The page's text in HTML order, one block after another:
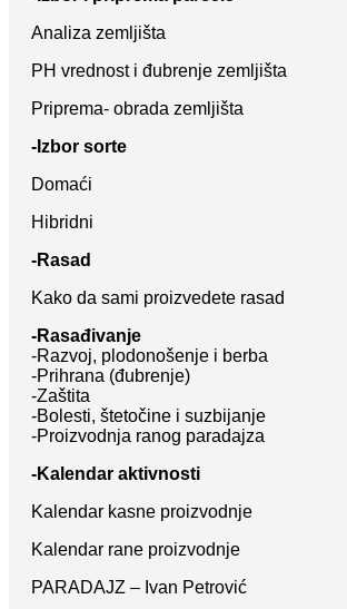
Analiza zemljišta
PH vrednost i đubrenje zemljišta
Priprema- obrada zemljišta
-Izbor sorte
Domaći
Hibridni
-Rasad
Kako da sami proizvedete rasad
-Rasađivanje
-Razvoj, plodonošenje i berba
-Prihrana (đubrenje)
-Zaštita
-Bolesti, štetočine i suzbijanje
-Proizvodnja ranog paradajza
-Kalendar aktivnosti
Kalendar kasne proizvodnje
Kalendar rane proizvodnje
PARADAJZ – Ivan Petrović